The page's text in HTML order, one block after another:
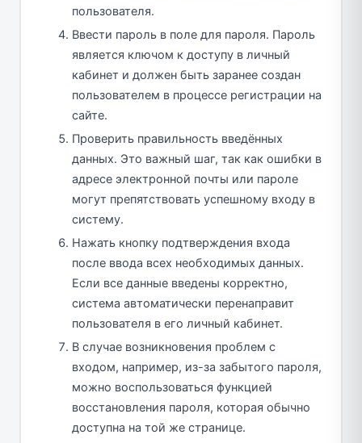
пользователя.
Ввести пароль в поле для пароля. Пароль
является ключом к доступу в личный
кабинет и должен быть заранее создан
пользователем в процессе регистрации на
сайте.
Проверить правильность введённых
данных. Это важный шаг, так как ошибки в
адресе электронной почты или пароле
могут препятствовать успешному входу в
систему.
Нажать кнопку подтверждения входа
после ввода всех необходимых данных.
Если все данные введены корректно,
система автоматически перенаправит
пользователя в его личный кабинет.
В случае возникновения проблем с
входом, например, из-за забытого пароля,
можно воспользоваться функцией
восстановления пароля, которая обычно
доступна на той же странице.